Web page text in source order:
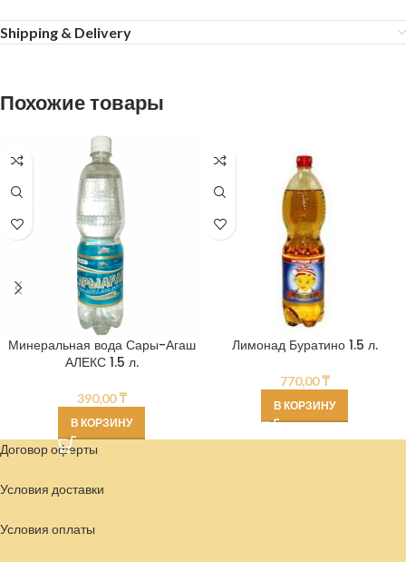
Shipping & Delivery
Похожие товары
Минеральная вода Сары-Агаш
АЛЕКС 1.5 л.
390,00₸
В КОРЗИНУ
Лимонад Буратино 1.5 л.
770,00₸
В КОРЗИНУ
Договор оферты
Условия доставки
Условия оплаты